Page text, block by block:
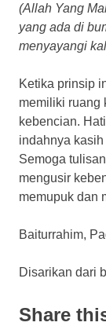
(Allah Yang
yang ada di
menyayangi
Ketika prinsip
memiliki ruang
kebencian.
indahnya
Semoga
mengusir
memupuk dan
Baiturrahim,
Disarikan dari
Share